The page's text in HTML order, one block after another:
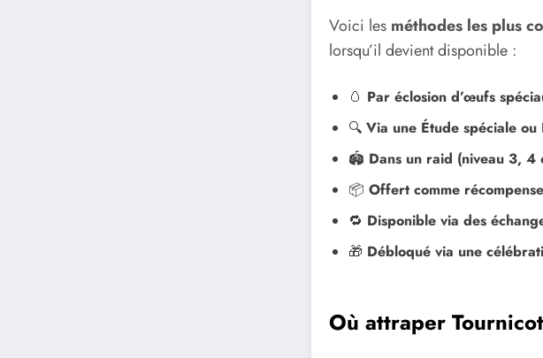
Voici les méthodes les plus
lorsqu’il devient disponible :
🥚 Par éclosion d’œufs
🔍 Via une Étude spéciale
🏟️ Dans un raid (niveau 3, 4
📦 Offert comme
🔁 Disponible via des
🎁 Débloqué via une
Où attraper